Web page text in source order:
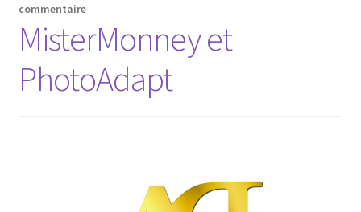
commentaire
MisterMonney et
PhotoAdapt